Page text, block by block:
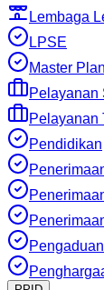
Lembaga
LPSE
Master Plan
Pelayanan
Pelayanan
Pendidikan
Pengaduan